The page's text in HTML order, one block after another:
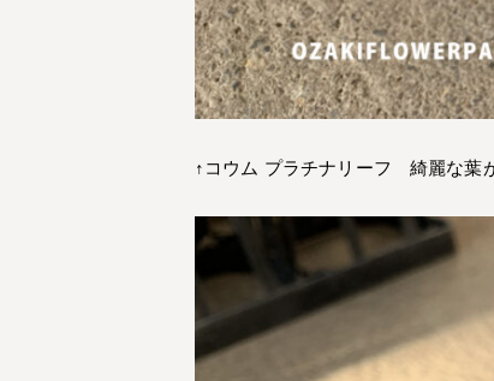
↑コウム プラチナリーフ 綺麗な葉